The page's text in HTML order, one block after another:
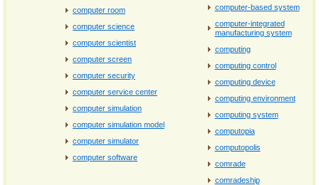
computer room
computer science
computer scientist
computer screen
computer security
computer service center
computer simulation
computer simulation model
computer simulator
computer software
computer‐based system
computer‐integrated
manufacturing system
computing
computing control
computing device
computing environment
computing system
computopia
computopolis
comrade
comradeship